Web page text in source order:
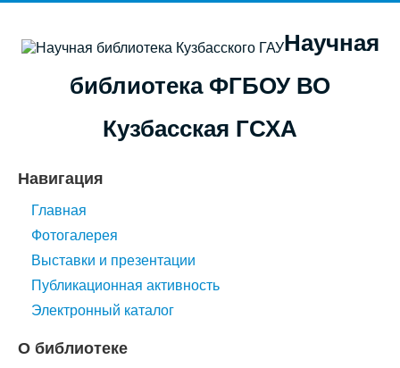
Научная
библиотека ФГБОУ ВО
Кузбасская ГСХА
Навигация
Главная
Фотогалерея
Выставки и презентации
Публикационная активность
Электронный каталог
О библиотеке